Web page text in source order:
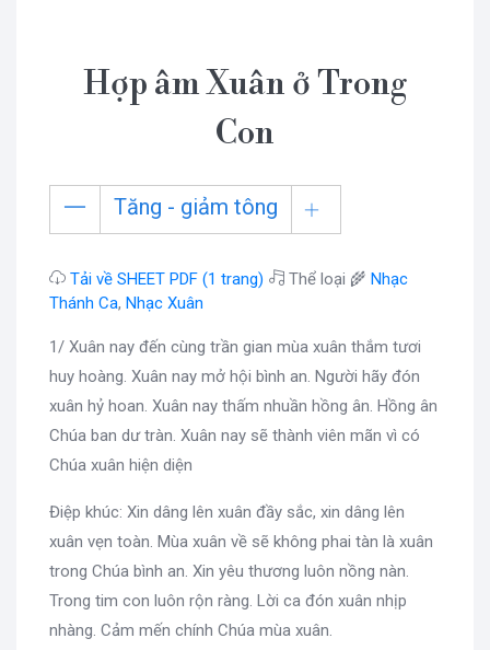
Hợp âm Xuân ở Trong
Con
Tăng - giảm tông
Tải về SHEET PDF (1 trang) Thể loại 🌾 Nhạc
Thánh Ca, Nhạc Xuân
1/ Xuân nay đến cùng trần gian mùa xuân thắm tươi
huy hoàng. Xuân nay mở hội bình an. Người hãy đón
xuân hỷ hoan. Xuân nay thấm nhuần hồng ân. Hồng ân
Chúa ban dư tràn. Xuân nay sẽ thành viên mãn vì có
Chúa xuân hiện diện
Điệp khúc: Xin dâng lên xuân đầy sắc, xin dâng lên
xuân vẹn toàn. Mùa xuân về sẽ không phai tàn là xuân
trong Chúa bình an. Xin yêu thương luôn nồng nàn.
Trong tim con luôn rộn ràng. Lời ca đón xuân nhịp
nhàng. Cảm mến chính Chúa mùa xuân.